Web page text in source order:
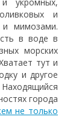
и
и мимозами.
в воде в
морских
тут и
и другое
города
не только